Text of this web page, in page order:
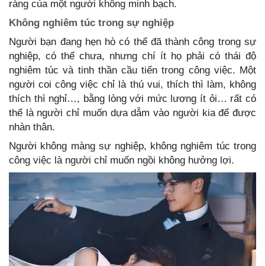
ràng của một người không minh bạch.
Không nghiêm túc trong sự nghiệp
Người bạn đang hẹn hò có thể đã thành công trong sự
nghiệp, có thể chưa, nhưng chí ít họ phải có thái độ
nghiêm túc và tinh thần cầu tiến trong công việc. Một
người coi công việc chỉ là thú vui, thích thì làm, không
thích thì nghỉ…, bằng lòng với mức lương ít ỏi… rất có
thể là người chỉ muốn dựa dẫm vào người kia để được
nhàn thân.
Người không màng sự nghiệp, không nghiêm túc trong
công việc là người chỉ muốn ngồi không hưởng lợi.